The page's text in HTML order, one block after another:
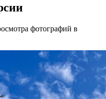
фотографий в